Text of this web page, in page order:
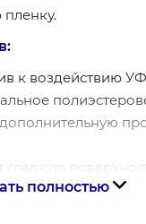
к воздействию
полностью